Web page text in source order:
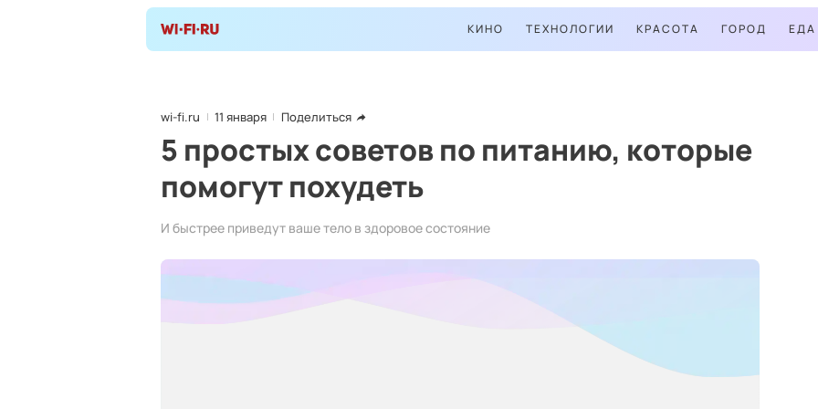
КИНО ТЕХНОЛОГИИ КРАСОТА ГОРОД ЕДА
wi-fi.ru 11 января Поделиться
5 простых советов по питанию, которые
помогут похудеть
И быстрее приведут ваше тело в здоровое состояние